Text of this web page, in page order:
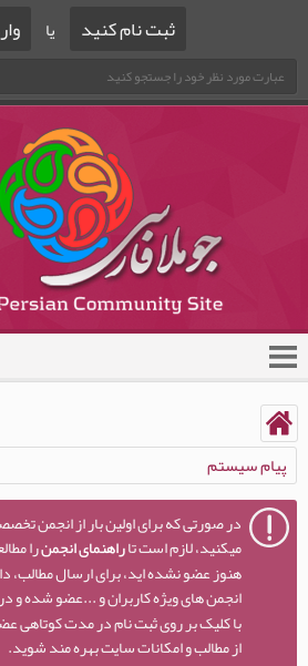
ثبت نام کنید یا
پیام سیستم
در صورتی که برای اولین بار از انجمن
میکنید، لازم است تاراهنمای انجمنرا
هنوز عضو نشده اید، برای ارسال مطالب،
انجمن های ویژه کاربران و ...عضو شده و
با کلیک بر روی ثبت نام در مدت کوتاهی
از مطالب و امکانات سایت بهره مند شوید.